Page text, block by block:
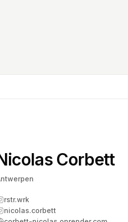
Corbett
rstr.wrk
nicolas.corbett